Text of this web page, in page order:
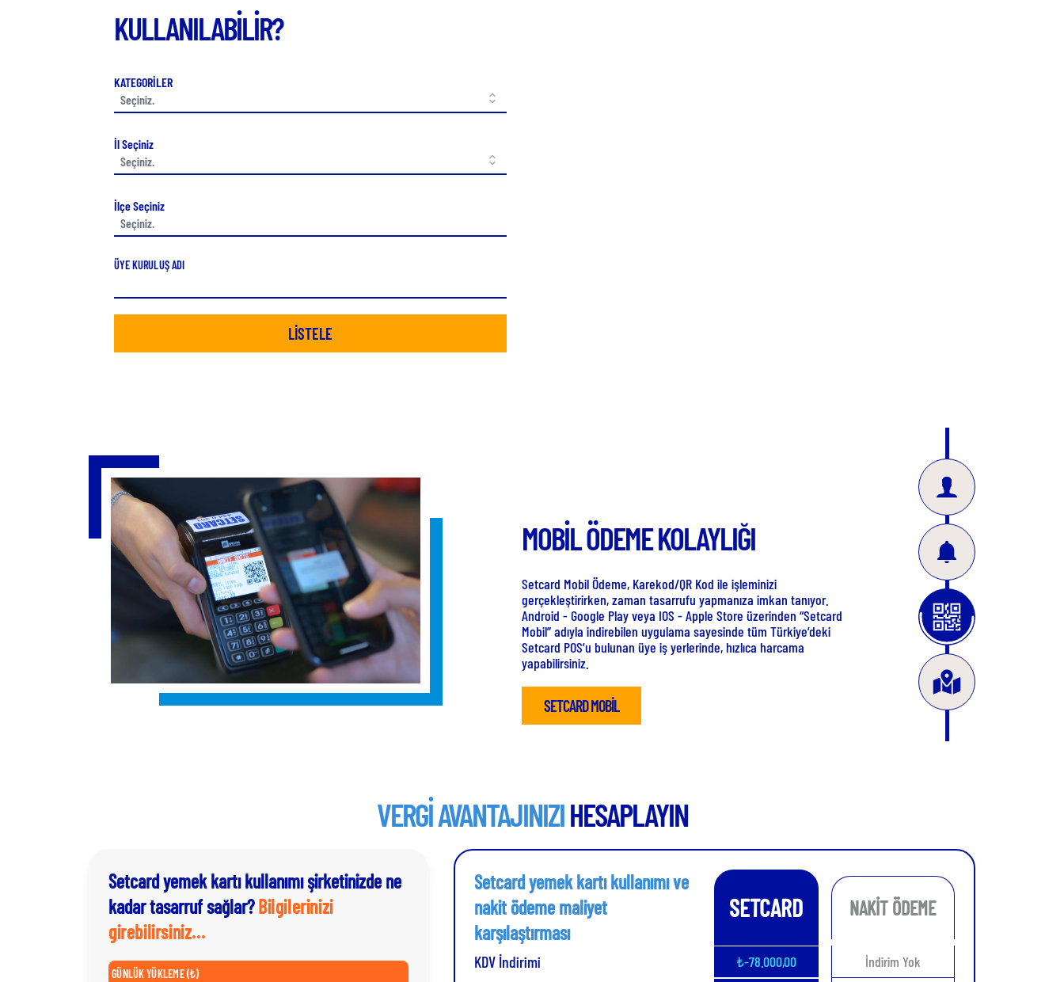
KULLANILABİLİR?
KATEGORİLER
İl Seçiniz
İlçe Seçiniz
ÜYE KURULUŞ ADI
LİSTELE
KULLANIM NOKTALARI
Setcard Mobil uygulamasında, Setpara anlaşmalı üye iş
yerlerinin konumları, harita üzerinde görünen yıldızlı
noktalarla belirtiliyor.
60.000’ini aşkın; restoran, cafe, market gibi
lokasyondan dilediğinizi seçerek, tüketim ihtiyacınızı
VERGİ AVANTAJINIZIHESAPLAYIN
Setcard yemek kartı kullanımı şirketinizde ne
kadar tasarruf sağlar? Bilgilerinizi
girebilirsiniz...
GÜNLÜK YÜKLEME (₺)
Setcard yemek kartı kullanımı ve
nakit ödeme maliyet
karşılaştırması
SETCARD NAKİT ÖDEME
KDV İndirimi ₺-78.000,00 İndirim Yok